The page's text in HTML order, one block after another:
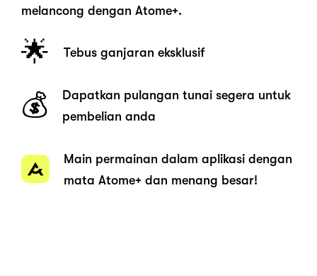
melancong dengan Atome+.
🌟 Tebus ganjaran eksklusif
💰
Dapatkan pulangan tunai segera untuk
pembelian anda
Main permainan dalam aplikasi dengan
mata Atome+ dan menang besar!